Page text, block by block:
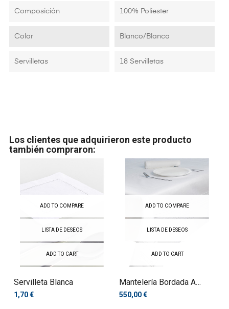
Composición 100% Poliester
Color Blanco/Blanco
Servilletas 18 Servilletas
Los clientes que adquirieron este producto
también compraron:
ADD TO COMPARE
LISTA DE DESEOS
ADD TO CART
Servilleta Blanca
1,70 €
ADD TO COMPARE
LISTA DE DESEOS
ADD TO CART
Mantelería Bordada A
Mano
550,00 €